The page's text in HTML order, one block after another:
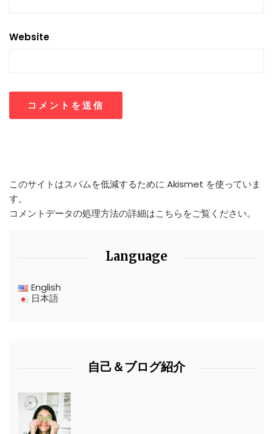
Website
このサイトはスパムを低減するために Akismet を使っていま
す。
コメントデータの処理方法の詳細はこちらをご覧ください。
Language
English
日本語
自己＆ブログ紹介